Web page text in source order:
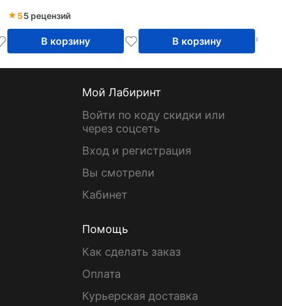
55 рецензий
В корзину В корзину
Мой Лабиринт
Войти по коду скидки или
через соцсеть
Вход и регистрация
Вы смотрели
Кабинет
Помощь
Как сделать заказ
Оплата
Курьерская доставка